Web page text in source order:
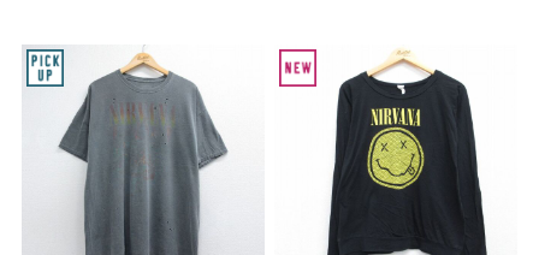
W35,W36
W37以上
Search by Maniac マニアックから探す